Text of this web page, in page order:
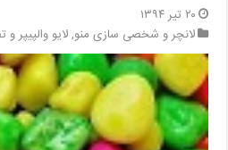
۲۰ تیر ۱۳۹۴
لانچر و شخصی سازی منو,لایو والپیپر